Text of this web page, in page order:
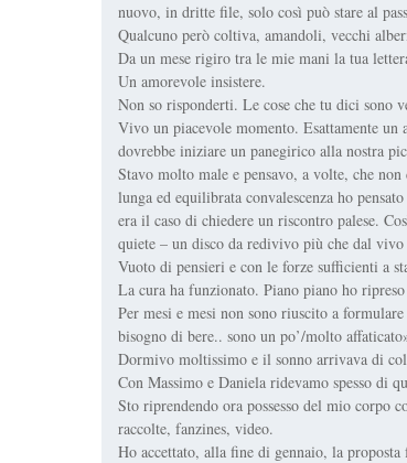
nuovo, in dritte file, solo così può stare al
Qualcuno però coltiva, amandoli, vecchi
Da un mese rigiro tra le mie mani la tua
Un amorevole insistere.
Non so risponderti. Le cose che tu dici sono
Vivo un piacevole momento. Esattamente
dovrebbe iniziare un panegirico alla nostra
Stavo molto male e pensavo, a volte, che
lunga ed equilibrata convalescenza ho
era il caso di chiedere un riscontro palese.
quiete – un disco da redivivo più che dal
Vuoto di pensieri e con le forze sufficienti a
La cura ha funzionato. Piano piano ho
Per mesi e mesi non sono riuscito a
bisogno di bere.. sono un po’/molto
Dormivo moltissimo e il sonno arrivava di
Con Massimo e Daniela ridevamo spesso di
Sto riprendendo ora possesso del mio corpo
raccolte, fanzines, video.
Ho accettato, alla fine di gennaio, la